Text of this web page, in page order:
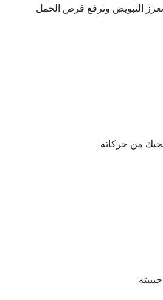
التبويض وترفع فرص الحمل
من حركاته